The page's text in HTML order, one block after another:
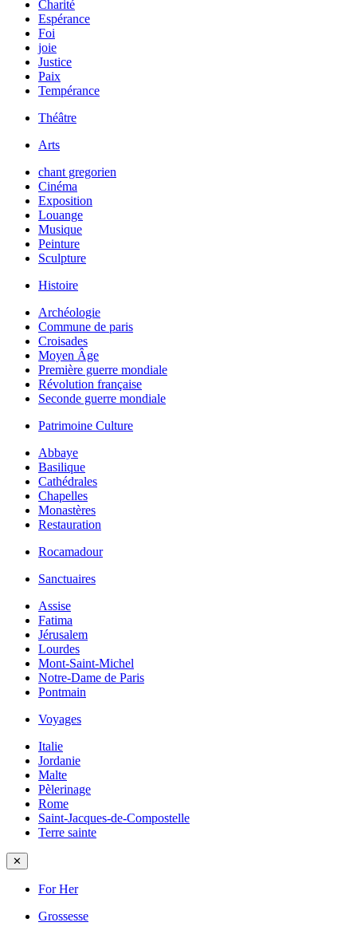
Charité
Espérance
Foi
joie
Justice
Paix
Tempérance
Théâtre
Arts
chant gregorien
Cinéma
Exposition
Louange
Musique
Peinture
Sculpture
Histoire
Archéologie
Commune de paris
Croisades
Moyen Âge
Première guerre mondiale
Révolution française
Seconde guerre mondiale
Patrimoine Culture
Abbaye
Basilique
Cathédrales
Chapelles
Monastères
Restauration
Rocamadour
Sanctuaires
Assise
Fatima
Jérusalem
Lourdes
Mont-Saint-Michel
Notre-Dame de Paris
Pontmain
Voyages
Italie
Jordanie
Malte
Pèlerinage
Rome
Saint-Jacques-de-Compostelle
Terre sainte
✕
For Her
Grossesse